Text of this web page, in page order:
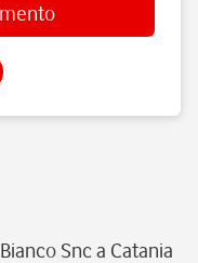
Snc a Catania